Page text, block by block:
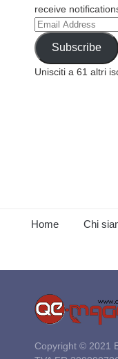
receive
Email
Address
Subscribe
Unisciti a 61 altri
Home Chi
Copyright © 2021